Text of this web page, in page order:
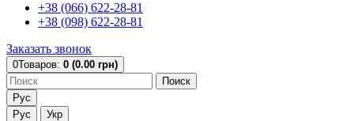
+38 (066) 622-28-81
+38 (098) 622-28-81
Заказать звонок
0Товаров: 0 (0.00 грн)
Поиск
Рус
Рус
Укр